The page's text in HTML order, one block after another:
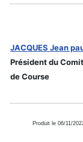
JACQUES Jean
Président du
de Course
Produit le 06/11/